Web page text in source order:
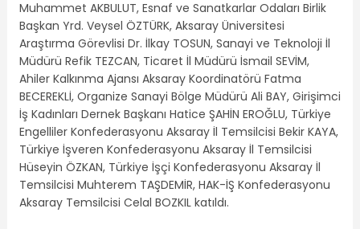
Muhammet AKBULUT, Esnaf ve Sanatkarlar Odaları Birlik
Başkan Yrd. Veysel ÖZTÜRK, Aksaray Üniversitesi
Araştırma Görevlisi Dr. İlkay TOSUN, Sanayi ve Teknoloji İl
Müdürü Refik TEZCAN, Ticaret İl Müdürü İsmail SEVİM,
Ahiler Kalkınma Ajansı Aksaray Koordinatörü Fatma
BECEREKLİ, Organize Sanayi Bölge Müdürü Ali BAY, Girişimci
İş Kadınları Dernek Başkanı Hatice ŞAHİN EROĞLU, Türkiye
Engelliler Konfederasyonu Aksaray İl Temsilcisi Bekir KAYA,
Türkiye İşveren Konfederasyonu Aksaray İl Temsilcisi
Hüseyin ÖZKAN, Türkiye İşçi Konfederasyonu Aksaray İl
Temsilcisi Muhterem TAŞDEMİR, HAK-İŞ Konfederasyonu
Aksaray Temsilcisi Celal BOZKIL katıldı.